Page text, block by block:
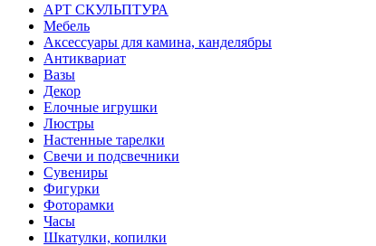
АРТ СКУЛЬПТУРА
Мебель
Аксессуары для камина, канделябры
Антиквариат
Вазы
Декор
Елочные игрушки
Люстры
Настенные тарелки
Свечи и подсвечники
Сувениры
Фигурки
Фоторамки
Часы
Шкатулки, копилки